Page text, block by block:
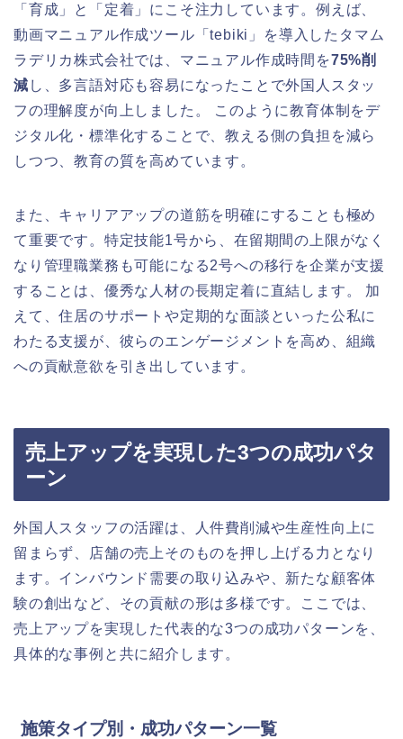
「育成」と「定着」にこそ注力しています。例えば、
動画マニュアル作成ツール「tebiki」を導入したタマム
ラデリカ株式会社では、マニュアル作成時間を75%削
減 し、多言語対応も容易になったことで外国人スタッ
フの理解度が向上しました。 このように教育体制をデ
ジタル化・標準化することで、教える側の負担を減ら
しつつ、教育の質を高めています。
また、キャリアアップの道筋を明確にすることも極め
て重要です。特定技能1号から、在留期間の上限がなく
なり管理職業務も可能になる2号への移行を企業が支援
することは、優秀な人材の長期定着に直結します。 加
えて、住居のサポートや定期的な面談といった公私に
わたる支援が、彼らのエンゲージメントを高め、組織
への貢献意欲を引き出しています。
売上アップを実現した3つの成功パタ
ーン
外国人スタッフの活躍は、人件費削減や生産性向上に
留まらず、店舗の売上そのものを押し上げる力となり
ます。インバウンド需要の取り込みや、新たな顧客体
験の創出など、その貢献の形は多様です。ここでは、
売上アップを実現した代表的な3つの成功パターンを、
具体的な事例と共に紹介します。
施策タイプ別・成功パターン一覧